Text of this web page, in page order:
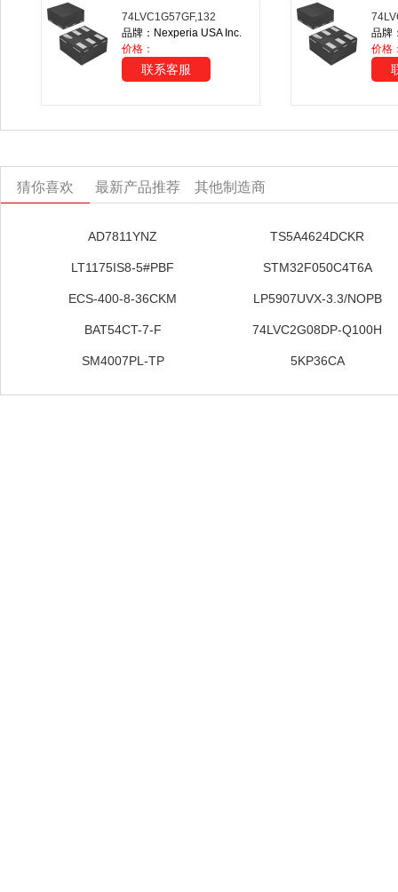
74LVC1G57GF,132
品牌：Nexperia USA Inc.
价格：
联系客服
品牌
价格
猜你喜欢 最新产品推荐 其他制造商
AD7811YNZ TS5A4624DCKR
LT1175IS8-5#PBF STM32F050C4T6A
ECS-400-8-36CKM LP5907UVX-3.3/NOPB
BAT54CT-7-F 74LVC2G08DP-Q100H
SM4007PL-TP 5KP36CA